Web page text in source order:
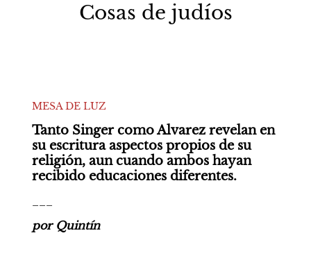
Cosas de judíos
MESA DE LUZ
Tanto Singer como Alvarez revelan en
su escritura aspectos propios de su
religión, aun cuando ambos hayan
recibido educaciones diferentes.
por Quintín